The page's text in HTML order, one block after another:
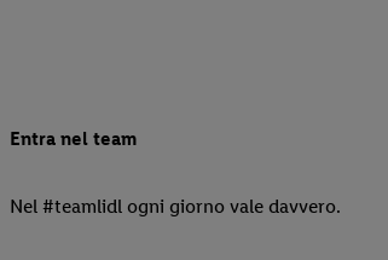
Entra nel team
Nel #teamlidl ogni giorno vale davvero.